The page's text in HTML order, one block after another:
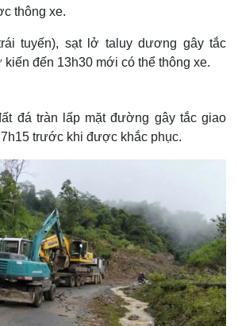
thông xe.
tuyến), sạt lở taluy dương gây tắc
đến 13h30 mới có thể thông xe.
đá tràn lấp mặt đường gây tắc giao
trước khi được khắc phục.